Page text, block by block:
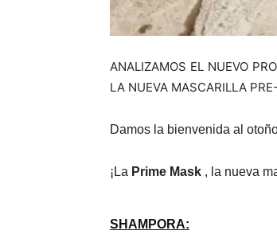
ANALIZAMOS EL NUEVO
LA NUEVA MASCARILLA
Damos la bienvenida al
¡La Prime Mask , la nueva
SHAMPORA: